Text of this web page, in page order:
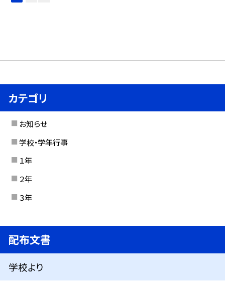
カテゴリ
お知らせ
学校・学年行事
１年
２年
３年
配布文書
学校より